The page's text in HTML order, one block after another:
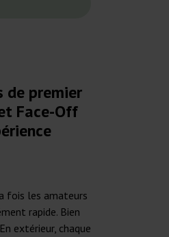
de premier
Face-Off
fois les amateurs
rapide. Bien
extérieur, chaque